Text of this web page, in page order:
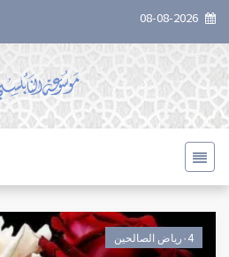
٠4رياض الصالحين